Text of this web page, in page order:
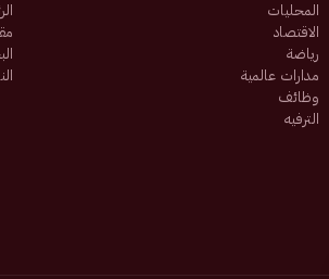
المحليات
الاقتصاد
رياضة
مدارات عالمية
وظائف
الترفيه